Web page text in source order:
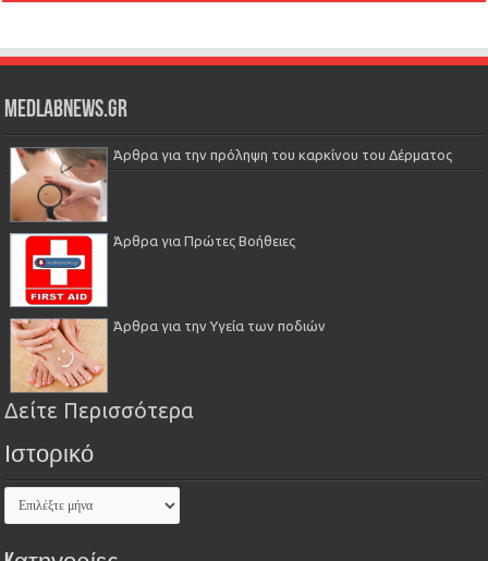
Medlabnews.gr
Άρθρα για την πρόληψη του καρκίνου του Δέρματος
Άρθρα για Πρώτες Βοήθειες
Άρθρα για την Υγεία των ποδιών
Δείτε Περισσότερα
Ιστορικό